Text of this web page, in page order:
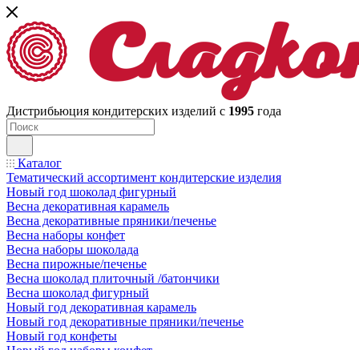
Дистрибьюция кондитерских изделий с 1995 года
Каталог
Тематический ассортимент кондитерские изделия
Новый год шоколад фигурный
Весна декоративная карамель
Весна декоративные пряники/печенье
Весна наборы конфет
Весна наборы шоколада
Весна пирожные/печенье
Весна шоколад плиточный /батончики
Весна шоколад фигурный
Новый год декоративная карамель
Новый год декоративные пряники/печенье
Новый год конфеты